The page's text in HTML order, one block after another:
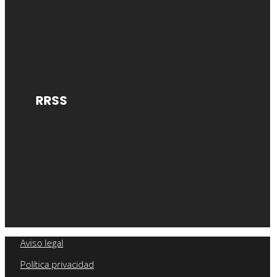
RRSS
Aviso legal
Política privacidad